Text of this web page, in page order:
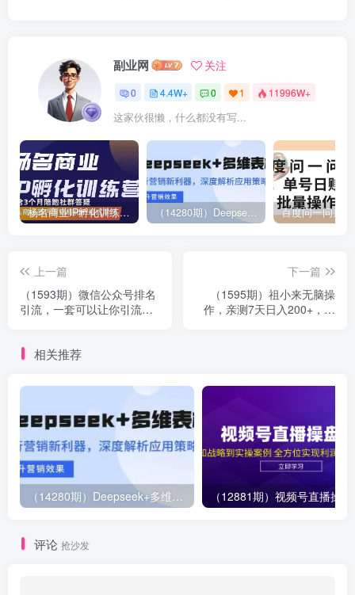
副业网 关注
0 4.4W+ 0 1 11996W+
这家伙很懒，什么都没有写...
杨名商业IP孵化训练营，从商业到内容到转化一站式学 价值5980元
上一篇
（1593期）微信公众号排名
引流，一套可以让你引流微
下一篇
（1595期）祖小来无脑操
作，亲测7天日入200+，人
相关推荐
（14280期）Deepseek+多维表格，银行营销新利器，深度解析应用策略，提升营销效果
评论 抢沙发